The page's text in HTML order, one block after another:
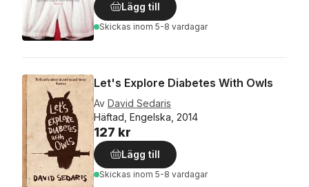
Lägg till
Skickas inom 5-8 vardagar
Let's Explore Diabetes With Owls
Av David Sedaris
Häftad, Engelska, 2014
127 kr
Lägg till
Skickas inom 5-8 vardagar